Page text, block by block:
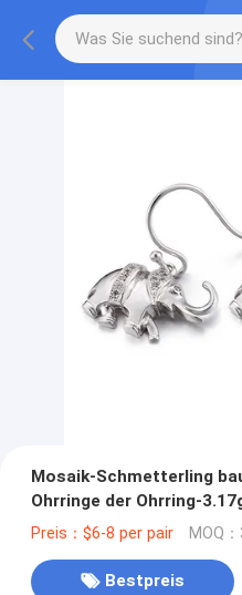
Mosaik-Schmetterling
Ohrringe der Ohrring-
Preis：$6-8 per pair MOQ
Bestpreis